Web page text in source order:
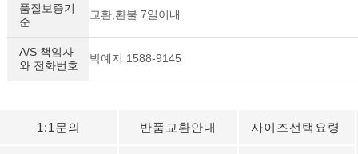
품질보증기
준
교환,환불 7일이내
A/S 책임자
와 전화번호
박예지 1588-9145
1:1문의 반품교환안내 사이즈선택요령